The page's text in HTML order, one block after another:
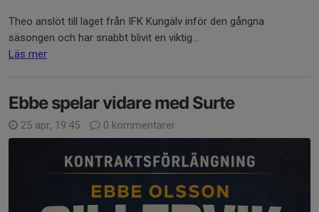
Theo anslöt till laget från IFK Kungälv inför den gångna
säsongen och har snabbt blivit en viktig...
Läs mer
Ebbe spelar vidare med Surte
25 apr, 19:45 0 kommentarer